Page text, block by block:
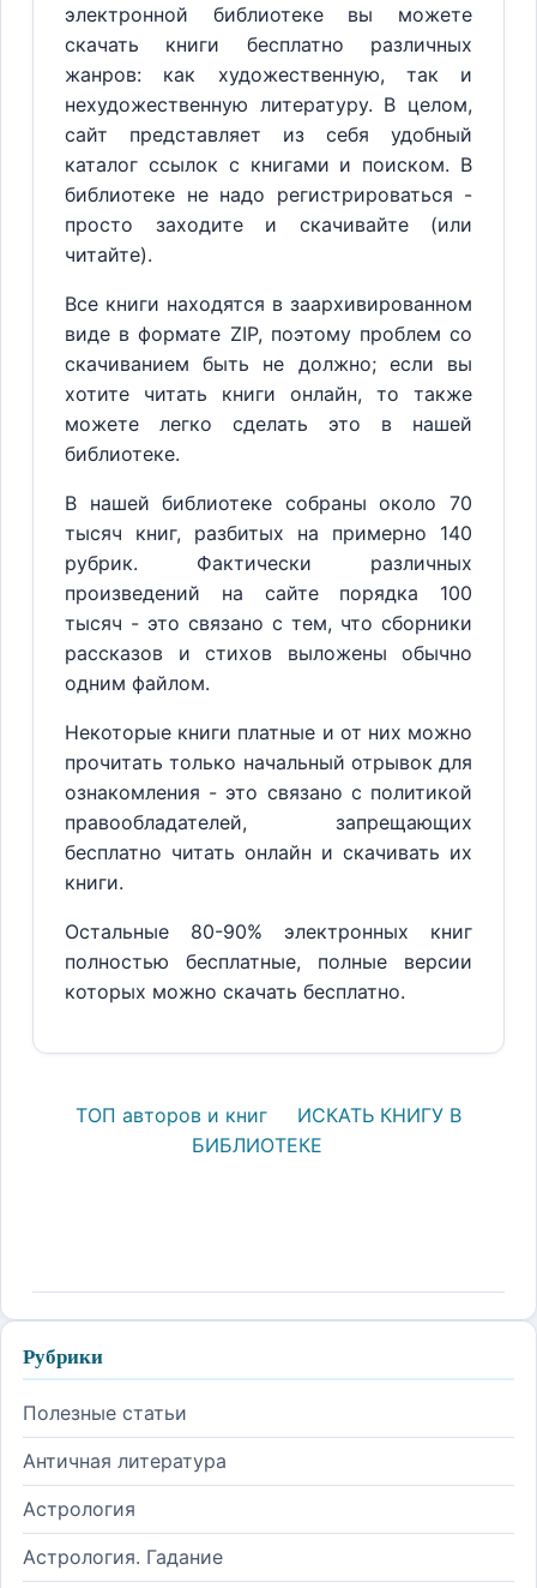
электронной библиотеке вы можете
скачать книги бесплатно различных
жанров: как художественную, так и
нехудожественную литературу. В целом,
сайт представляет из себя удобный
каталог ссылок с книгами и поиском. В
библиотеке не надо регистрироваться -
просто заходите и скачивайте (или
читайте).
Все книги находятся в заархивированном
виде в формате ZIP, поэтому проблем со
скачиванием быть не должно; если вы
хотите читать книги онлайн, то также
можете легко сделать это в нашей
библиотеке.
В нашей библиотеке собраны около 70
тысяч книг, разбитых на примерно 140
рубрик. Фактически различных
произведений на сайте порядка 100
тысяч - это связано с тем, что сборники
рассказов и стихов выложены обычно
одним файлом.
Некоторые книги платные и от них можно
прочитать только начальный отрывок для
ознакомления - это связано с политикой
правообладателей, запрещающих
бесплатно читать онлайн и скачивать их
книги.
Остальные 80-90% электронных книг
полностью бесплатные, полные версии
которых можно скачать бесплатно.
ТОП авторов и книг
ИСКАТЬ КНИГУ В
БИБЛИОТЕКЕ
Рубрики
Полезные статьи
Античная литература
Астрология
Астрология. Гадание